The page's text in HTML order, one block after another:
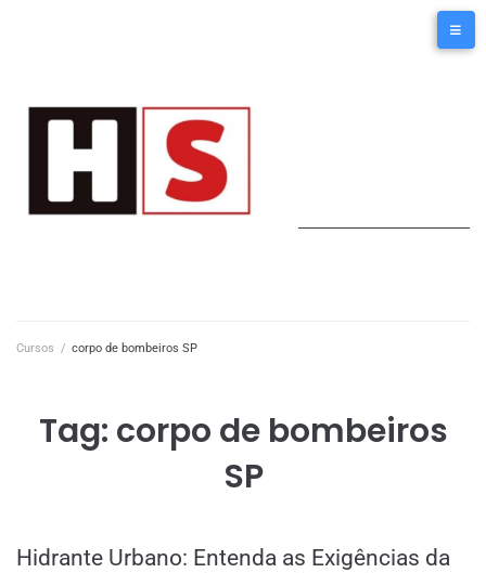
Cursos / corpo de bombeiros SP
Tag: corpo de bombeiros
SP
Hidrante Urbano: Entenda as Exigências da